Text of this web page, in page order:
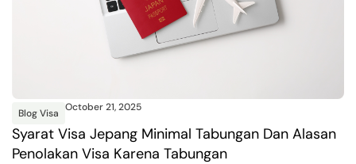
Blog Visa October 21, 2025
Syarat Visa Jepang Minimal Tabungan Dan Alasan
Penolakan Visa Karena Tabungan